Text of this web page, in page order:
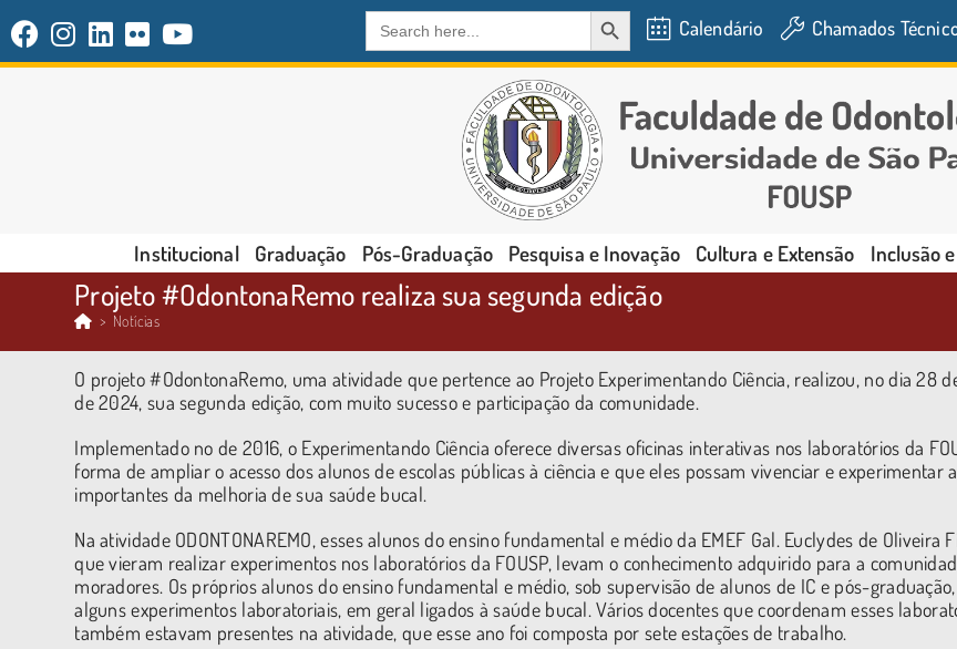
Search
for:
SEARCH BUTTON
Calendário Chamados
Institucional Graduação Pós-Graduação Pesquisa e Inovação Cultura e Extensão Inclusão
Projeto #OdontonaRemo realiza sua segunda edição
> Notícias
O projeto #OdontonaRemo, uma atividade que pertence ao Projeto Experimentando Ciência, realizou, no dia 28
de 2024, sua segunda edição, com muito sucesso e participação da comunidade.
Implementado no de 2016, o Experimentando Ciência oferece diversas oficinas interativas nos laboratórios da
forma de ampliar o acesso dos alunos de escolas públicas à ciência e que eles possam vivenciar e experimentar
importantes da melhoria de sua saúde bucal.
Na atividade ODONTONAREMO, esses alunos do ensino fundamental e médio da EMEF Gal. Euclydes de Oliveira
que vieram realizar experimentos nos laboratórios da FOUSP, levam o conhecimento adquirido para a
moradores. Os próprios alunos do ensino fundamental e médio, sob supervisão de alunos de IC e pós-
alguns experimentos laboratoriais, em geral ligados à saúde bucal. Vários docentes que coordenam esses
também estavam presentes na atividade, que esse ano foi composta por sete estações de trabalho.